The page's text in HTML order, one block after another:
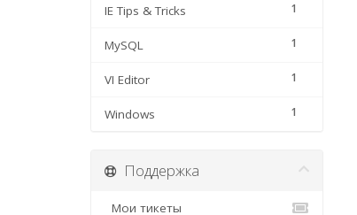
1
IE Tips & Tricks
1
MySQL
1
VI Editor
1
Windows
Поддержка
Мои тикеты